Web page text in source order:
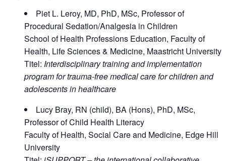
Piet L. Leroy, MD, PhD, MSc, Professor of
Procedural Sedation/Analgesia in Children
School of Health Professions Education, Faculty of
Health, Life Sciences & Medicine, Maastricht University
Titel: Interdisciplinary training and implementation
program for trauma-free medical care for children and
adolescents in healthcare
Lucy Bray, RN (child), BA (Hons), PhD, MSc,
Professor of Child Health Literacy
Faculty of Health, Social Care and Medicine, Edge Hill
University